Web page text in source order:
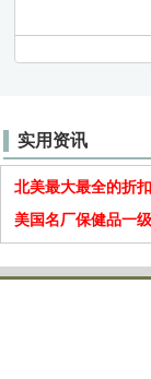
实用资讯
北美最大最全的折
美国名厂保健品一